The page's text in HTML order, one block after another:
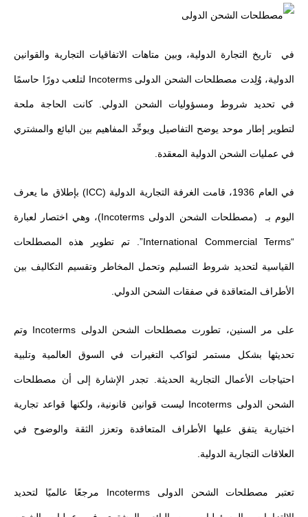
في تاريخ التجارة الدولية، وبين متاهات الاتفاقيات التجارية والقوانين
الدولية، وُلِدت مصطلحات الشحن الدولى Incoterms لتلعب دورًا حاسمًا
في تحديد شروط ومسؤوليات الشحن الدولي. كانت الحاجة ملحة
لتطوير إطار موحد يوضح التفاصيل ويوحِّد المفاهيم بين البائع والمشتري
في عمليات الشحن الدولية المعقدة.
في العام 1936، قامت الغرفة التجارية الدولية (ICC) بإطلاق ما يعرف
اليوم بـ (مصطلحات الشحن الدولى Incoterms)، وهي اختصار لعبارة
“International Commercial Terms”. تم تطوير هذه المصطلحات
القياسية لتحديد شروط التسليم وتحمل المخاطر وتقسيم التكاليف بين
الأطراف المتعاقدة في صفقات الشحن الدولي.
على مر السنين، تطورت مصطلحات الشحن الدولى Incoterms وتم
تحديثها بشكل مستمر لتواكب التغيرات في السوق العالمية وتلبية
احتياجات الأعمال التجارية الحديثة. تجدر الإشارة إلى أن مصطلحات
الشحن الدولى Incoterms ليست قوانين قانونية، ولكنها قواعد تجارية
اختيارية يتفق عليها الأطراف المتعاقدة وتعزز الثقة والوضوح في
العلاقات التجارية الدولية.
تعتبر مصطلحات الشحن الدولى Incoterms مرجعًا عالميًا لتحديد